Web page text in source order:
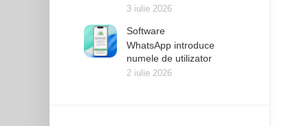
3 iulie 2026
Software
WhatsApp introduce
numele de utilizator
2 iulie 2026